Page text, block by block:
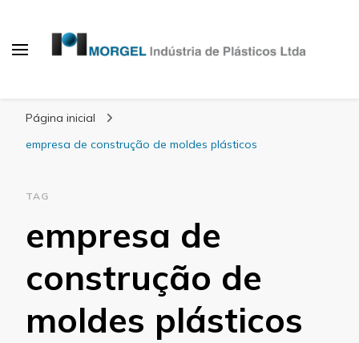
Página inicial
empresa de construção de moldes plásticos
TAG
empresa de
construção de
moldes plásticos